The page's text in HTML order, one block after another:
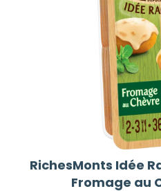
RichesMonts Idée
Fromage au